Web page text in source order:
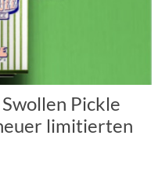
Pickle
limitierten